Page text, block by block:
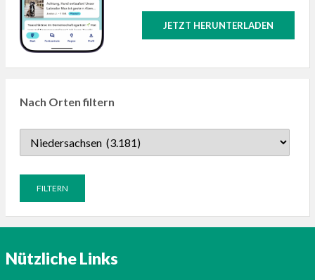
JETZT HERUNTERLADEN
Nach Orten filtern
Nützliche Links